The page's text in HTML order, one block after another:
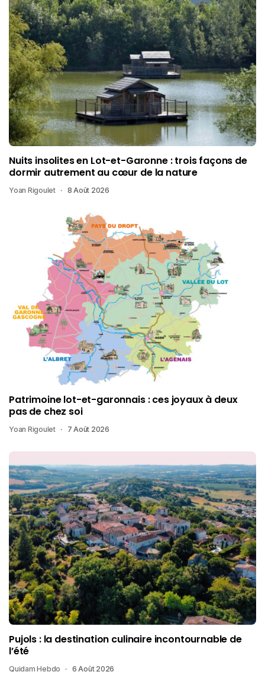
Nuits insolites en Lot-et-Garonne : trois façons de
dormir autrement au cœur de la nature
Yoan Rigoulet 8 Août 2026
Patrimoine lot-et-garonnais : ces joyaux à deux
pas de chez soi
Yoan Rigoulet 7 Août 2026
Pujols : la destination culinaire incontournable de
l’été
Quidam Hebdo 6 Août 2026